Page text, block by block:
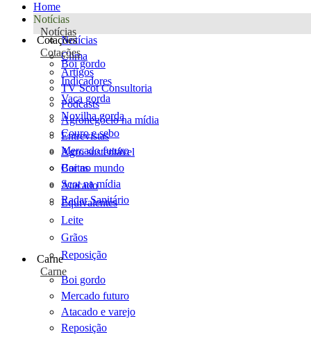
Home
Notícias
Notícias
Notícias
Clima
Artigos
TV Scot Consultoria
Podcasts
Agronegócio na mídia
Entrevistas
Agro sustentável
Cartas
Scot na mídia
Radar Sanitário
Cotações
Cotações
Boi gordo
Indicadores
Vaca gorda
Novilha gorda
Couro e sebo
Mercado futuro
Boi no mundo
Atacado
Equivalentes
Leite
Grãos
Reposição
Carne
Carne
Boi gordo
Mercado futuro
Atacado e varejo
Reposição